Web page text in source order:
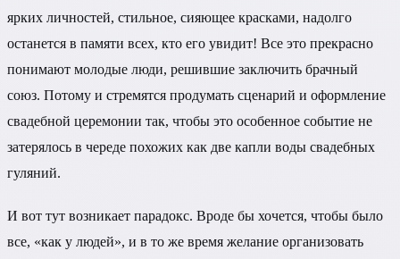
ярких личностей, стильное, сияющее красками, надолго
останется в памяти всех, кто его увидит! Все это прекрасно
понимают молодые люди, решившие заключить брачный
союз. Потому и стремятся продумать сценарий и оформление
свадебной церемонии так, чтобы это особенное событие не
затерялось в череде похожих как две капли воды свадебных
гуляний.
И вот тут возникает парадокс. Вроде бы хочется, чтобы было
все, «как у людей», и в то же время желание организовать